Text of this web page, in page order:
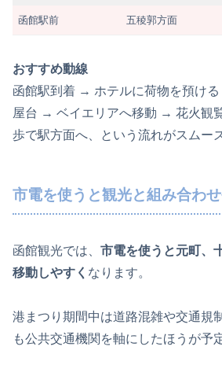
函館駅前 五稜郭方面
おすすめ動線
函館駅到着 → ホテルに荷物を預け
屋台 → ベイエリアへ移動 → 花火観
歩で駅方面へ、という流れがスムー
市電を使うと観光と組み合わ
函館観光では、 市電を使うと元町、
移動しやすく なります。
港まつり期間中は道路混雑や交通規
も公共交通機関を軸にしたほうが予